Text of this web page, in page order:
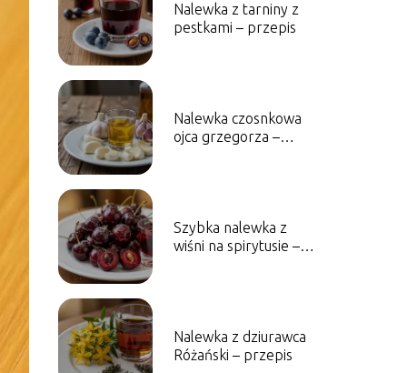
Nalewka z tarniny z
pestkami – przepis
Nalewka czosnkowa
ojca grzegorza –
Szybka nalewka z
wiśni na spirytusie –
Nalewka z dziurawca
Różański – przepis